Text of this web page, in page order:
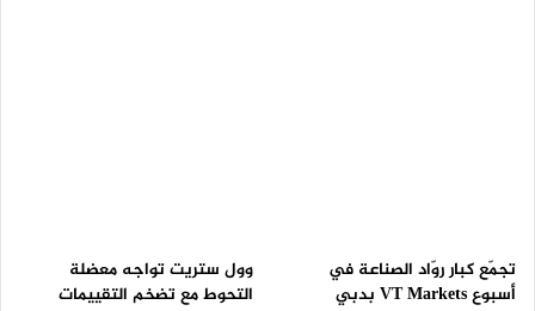
تجمّع كبار روّاد الصناعة في
أسبوع VT Markets بدبي
وول ستريت تواجه معضلة
التحوط مع تضخم التقييمات